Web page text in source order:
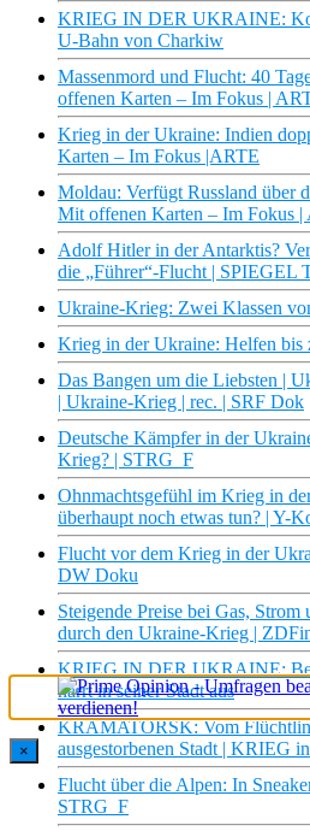
KRIEG IN DER UKRAINE:
U-Bahn von Charkiw
Massenmord und Flucht: 40
offenen Karten – Im Fokus |
Krieg in der Ukraine: Indien
Karten – Im Fokus |ARTE
Moldau: Verfügt Russland über
Mit offenen Karten – Im Fokus |
Adolf Hitler in der Antarktis?
die „Führer“-Flucht | SPIEGEL
Ukraine-Krieg: Zwei Klassen
Krieg in der Ukraine: Helfen bis
Das Bangen um die Liebsten |
| Ukraine-Krieg | rec. | SRF Dok
Deutsche Kämpfer in der
Krieg? | STRG_F
Ohnmachtsgefühl im Krieg in
überhaupt noch etwas tun? | Y-
Flucht vor dem Krieg in der
DW Doku
Steigende Preise bei Gas,
durch den Ukraine-Krieg |
KRIEG IN DER UKRAINE:
harrt in seiner Stadt aus
KRAMATORSK: Vom
ausgestorbenen Stadt | KRIEG
Flucht über die Alpen: In
STRG_F
×